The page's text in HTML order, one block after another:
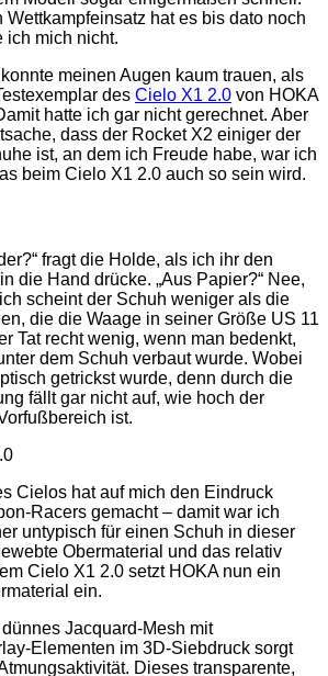
Wettkampfeinsatz hat es bis dato noch
ich mich nicht.
meinen Augen kaum trauen, als
des Cielo X1 2.0 von HOKA
hatte ich gar nicht gerechnet. Aber
dass der Rocket X2 einiger der
ist, an dem ich Freude habe, war ich
beim Cielo X1 2.0 auch so sein wird.
fragt die Holde, als ich ihr den
die Hand drücke. „Aus Papier?“ Nee,
scheint der Schuh weniger als die
die die Waage in seiner Größe US 11
Tat recht wenig, wenn man bedenkt,
dem Schuh verbaut wurde. Wobei
getrickst wurde, denn durch die
fällt gar nicht auf, wie hoch der
ist.
Cielos hat auf mich den Eindruck
Racers gemacht – damit war ich
untypisch für einen Schuh in dieser
Obermaterial und das relativ
Cielo X1 2.0 setzt HOKA nun ein
ein.
Jacquard-Mesh mit
Elementen im 3D-Siebdruck sorgt
Dieses transparente,